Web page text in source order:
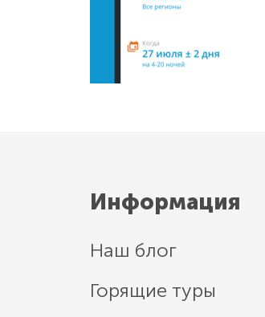
Информация
Наш блог
Горящие туры